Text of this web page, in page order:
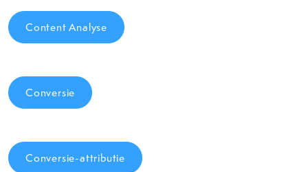
Content Analyse
Conversie
Conversie-attributie